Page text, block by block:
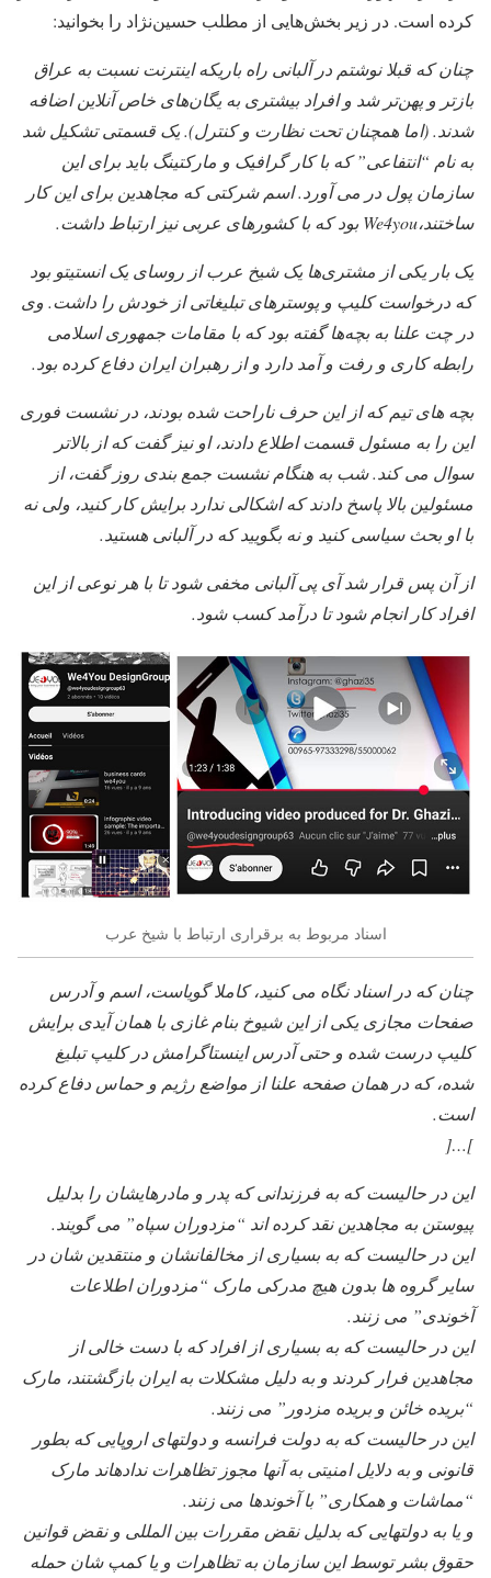
کرده است. در زیر بخش‌هایی از مطلب حسین‌نژاد را بخوانید:
چنان که قبلا نوشتم در آلبانی راه باریکه اینترنت نسبت به عراق
بازتر و پهن‌تر شد و افراد بیشتری به یگان‌های خاص آنلاین اضافه
شدند. (اما همچنان تحت نظارت و کنترل). یک قسمتی تشکیل شد
به نام “انتفاعی” که با کار گرافیک و مارکتینگ باید برای این
سازمان پول در می آورد. اسم شرکتی که مجاهدین برای این کار
ساختند،We4you بود که با کشورهای عربی نیز ارتباط داشت.
یک بار یکی از مشتری‌ها یک شیخ عرب از روسای یک‌ انستیتو بود
که درخواست کلیپ و پوسترهای تبلیغاتی از خودش را داشت. وی
در چت علنا به بچه‌ها گفته بود که با مقامات جمهوری اسلامی
رابطه کاری و رفت و آمد دارد و از رهبران ایران دفاع کرده بود.
بچه های تیم که از این حرف ناراحت شده بودند، در نشست فوری
این را به مسئول قسمت اطلاع دادند، او نیز گفت که از بالاتر
سوال می کند. شب به هنگام نشست جمع بندی روز گفت، از
مسئولین بالا پاسخ دادند که اشکالی ندارد برایش کار کنید، ولی نه
با او بحث سیاسی کنید و نه بگویید که در آلبانی هستید.
از آن پس قرار شد آی پی آلبانی مخفی شود تا با هر نوعی از این
افراد کار انجام شود تا درآمد کسب شود.
اسناد مربوط به برقراری ارتباط با شیخ عرب
چنان که در اسناد نگاه می کنید، کاملا گویاست، اسم و آدرس
صفحات مجازی یکی از این شیوخ بنام غازی با همان آیدی برایش
کلیپ درست شده و حتی آدرس اینستاگرامش در کلیپ تبلیغ
شده، که در همان صفحه علنا از مواضع رژیم و حماس دفاع کرده
است.
]…[
این در حالیست که به فرزندانی که پدر و مادرهایشان را بدلیل
پیوستن به مجاهدین نقد کرده اند “مزدوران سپاه” می گویند.
این در حالیست که به بسیاری از مخالفانشان و منتقدین شان در
سایر گروه ها بدون هیچ مدرکی مارک “مزدوران اطلاعات
آخوندی” می زنند.
این در حالیست که به بسیاری از افراد که با دست خالی از
مجاهدین فرار کردند و به دلیل مشکلات به ایران بازگشتند، مارک
“بریده خائن و بریده مزدور” می زنند.
این در حالیست که به دولت فرانسه و دولتهای اروپایی که بطور
قانونی و به دلایل امنیتی به آنها مجوز تظاهرات ندادهاند مارک
“مماشات و همکاری” با آخوندها می زنند.
و یا به دولتهایی که بدلیل نقض مقررات بین المللی و نقض قوانین
حقوق بشر توسط این سازمان به تظاهرات و یا کمپ شان حمله